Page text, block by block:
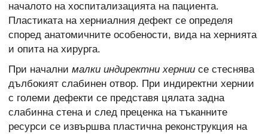
началото на хоспитализацията на пациента.
Пластиката на херниалния дефект се определя
според анатомичните особености, вида на хернията
и опита на хирурга.
При начални малки индиректни хернии се стеснява
дълбокият слабинен отвор. При индиректни хернии
с големи дефекти се представя цялата задна
слабинна стена и след преценка на тъканните
ресурси се извършва пластична реконструкция на